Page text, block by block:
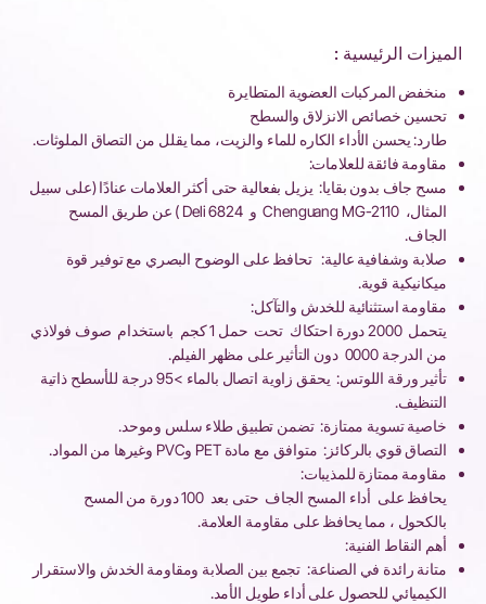
الميزات الرئيسية :
منخفض المركبات العضوية المتطايرة
تحسين خصائص الانزلاق والسطح
طارد: يحسن الأداء الكاره للماء والزيت، مما يقلل من التصاق الملوثات.
مقاومة فائقة للعلامات:
مسح جاف بدون بقايا: يزيل بفعالية حتى أكثر العلامات عنادًا (على سبيل
المثال، Chenguang MG-2110 و Deli 6824 ) عن طريق المسح
الجاف.
صلابة وشفافية عالية: تحافظ على الوضوح البصري مع توفير قوة
ميكانيكية قوية.
مقاومة استثنائية للخدش والتآكل:
يتحمل 2000 دورة احتكاك تحت حمل 1 كجم باستخدام صوف فولاذي
من الدرجة 0000 دون التأثير على مظهر الفيلم.
تأثير ورقة اللوتس: يحقق زاوية اتصال بالماء >95 درجة للأسطح ذاتية
التنظيف.
خاصية تسوية ممتازة: تضمن تطبيق طلاء سلس وموحد.
التصاق قوي بالركائز: متوافق مع مادة PET وPVC وغيرها من المواد.
مقاومة ممتازة للمذيبات:
يحافظ على أداء المسح الجاف حتى بعد 100 دورة من المسح
بالكحول ، مما يحافظ على مقاومة العلامة.
أهم النقاط الفنية:
متانة رائدة في الصناعة: تجمع بين الصلابة ومقاومة الخدش والاستقرار
الكيميائي للحصول على أداء طويل الأمد.